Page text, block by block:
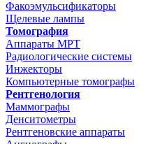
Факоэмульсификаторы
Щелевые лампы
Томография
Аппараты МРТ
Радиологические системы
Инжекторы
Компьютерные томографы
Рентгенология
Маммографы
Денситометры
Рентгеновские аппараты